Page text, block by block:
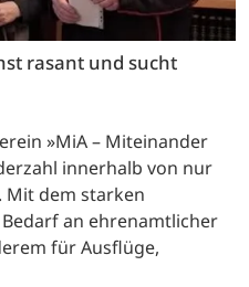
rasant und sucht
»MiA – Miteinander
innerhalb von nur
Mit dem starken
an ehrenamtlicher
für Ausflüge,